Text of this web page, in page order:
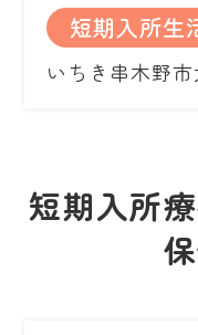
短期入所生
いちき串木野
短期入所